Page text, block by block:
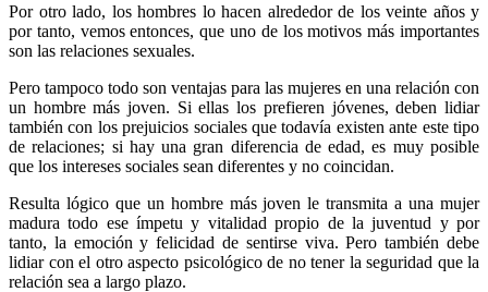
Por otro lado, los hombres lo hacen alrededor de los veinte años y
por tanto, vemos entonces, que uno de los motivos más importantes
son las relaciones sexuales.
Pero tampoco todo son ventajas para las mujeres en una relación con
un hombre más joven. Si ellas los prefieren jóvenes, deben lidiar
también con los prejuicios sociales que todavía existen ante este tipo
de relaciones; si hay una gran diferencia de edad, es muy posible
que los intereses sociales sean diferentes y no coincidan.
Resulta lógico que un hombre más joven le transmita a una mujer
madura todo ese ímpetu y vitalidad propio de la juventud y por
tanto, la emoción y felicidad de sentirse viva. Pero también debe
lidiar con el otro aspecto psicológico de no tener la seguridad que la
relación sea a largo plazo.